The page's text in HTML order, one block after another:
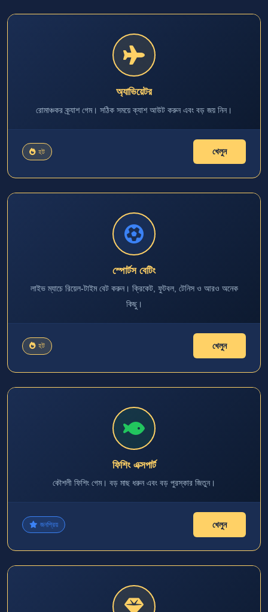
অ্যাভিয়েটর
রোমাঞ্চকর ক্র্যাশ গেম। সঠিক সময়ে ক্যাশ আউট করুন এবং বড় জয় নিন।
হট খেলুন
স্পোর্টস বেটিং
লাইভ ম্যাচে রিয়েল-টাইম বেট করুন। ক্রিকেট, ফুটবল, টেনিস ও আরও অনেক
কিছু।
হট খেলুন
ফিশিং এক্সপার্ট
কৌশলী ফিশিং গেম। বড় মাছ ধরুন এবং বড় পুরস্কার জিতুন।
জনপ্রিয় খেলুন